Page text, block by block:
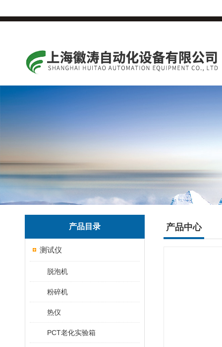
产品目录
测试仪
脱泡机
粉碎机
热仪
PCT老化实验箱
产品中心